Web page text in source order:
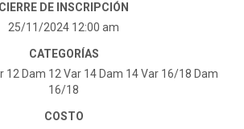
CIERRE DE INSCRIPCIÓN
25/11/2024 12:00 am
CATEGORÍAS
12 Dam 12 Var 14 Dam 14 Var 16/18 Dam
16/18
COSTO